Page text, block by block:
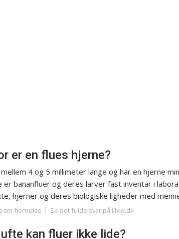
er en flues hjerne?
mellem 4 og 5 millimeter lange og har en hjerne
er bananfluer og deres larver fast inventar i
hjerner og deres biologiske ligheder med
om fjernelse Se det fulde svar på illvid.dk
kan fluer ikke lide?